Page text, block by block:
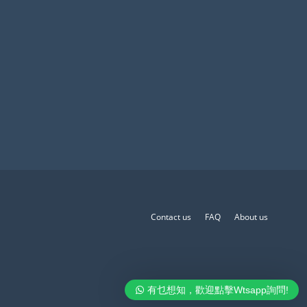
有乜想知，歡迎點擊Wtsapp詢問!
Contact us FAQ About us